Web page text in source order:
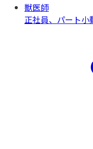
獣医師
正社員、パート小